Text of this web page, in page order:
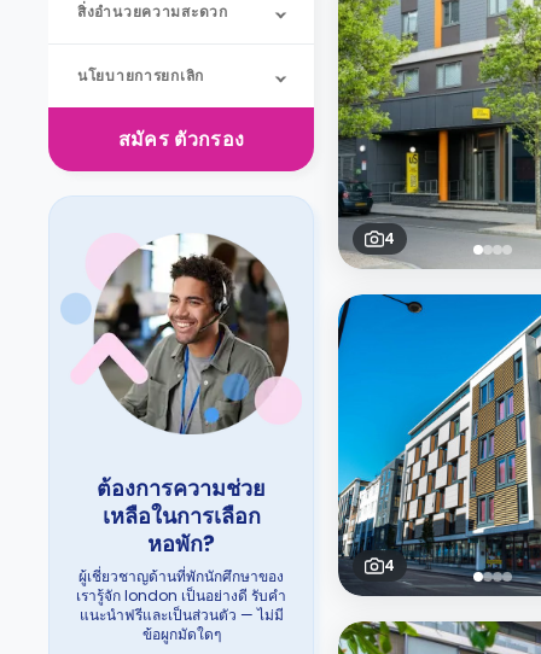
สิ่งอำนวยความสะดวก
นโยบายการยกเลิก
สมัคร ตัวกรอง
ต้องการความช่วย
เหลือในการเลือก
หอพัก?
ผู้เชี่ยวชาญด้านที่พักนักศึกษาของ
เรารู้จัก london เป็นอย่างดี รับคำ
แนะนำฟรีและเป็นส่วนตัว — ไม่มี
ข้อผูกมัดใดๆ
4
4